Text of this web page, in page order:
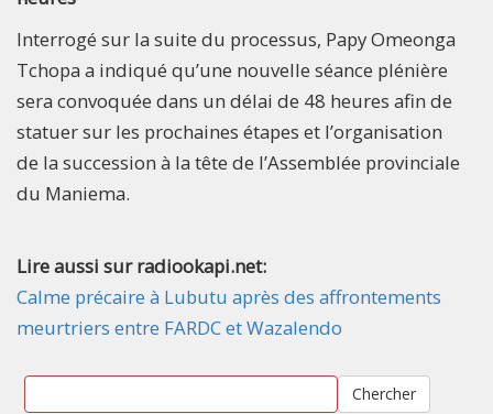
Interrogé sur la suite du processus, Papy Omeonga
Tchopa a indiqué qu’une nouvelle séance plénière
sera convoquée dans un délai de 48 heures afin de
statuer sur les prochaines étapes et l’organisation
de la succession à la tête de l’Assemblée provinciale
du Maniema.
Lire aussi sur radiookapi.net:
Calme précaire à Lubutu après des affrontements
meurtriers entre FARDC et Wazalendo
Chercher